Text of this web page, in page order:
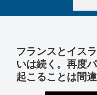
フランスとイス
いは続く。再度
起こることは間